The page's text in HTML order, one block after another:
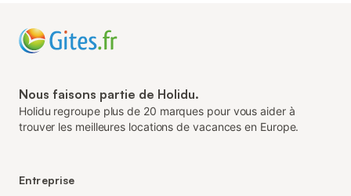
Nous faisons partie de Holidu.
Holidu regroupe plus de 20 marques pour vous aider à
trouver les meilleures locations de vacances en Europe.
Entreprise